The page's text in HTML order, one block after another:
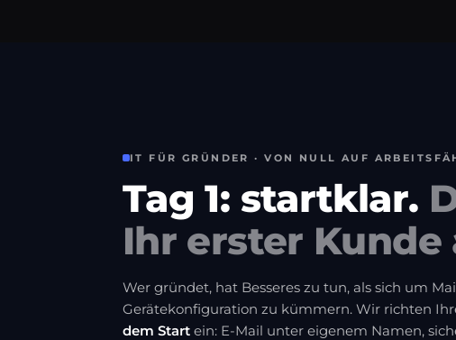
IT FÜR GRÜNDER · VON NULL AUF
Tag 1: startklar.
Ihr erster
Wer gründet, hat Besseres zu tun, als sich um
Gerätekonfiguration zu kümmern. Wir richten
dem Start ein: E-Mail unter eigenem Namen,